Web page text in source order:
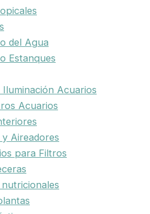
del Agua
Estanques
Acuarios
Acuarios
Aireadores
para Filtros